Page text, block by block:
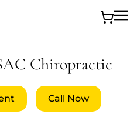
Chiropractic
Call Now